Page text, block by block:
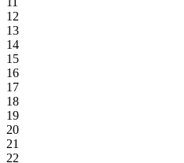
12
13
14
15
16
17
18
19
20
21
22